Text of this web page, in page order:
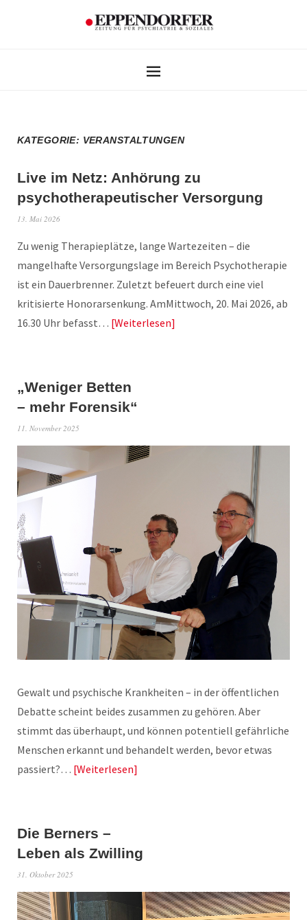
KATEGORIE: VERANSTALTUNGEN
Live im Netz: Anhörung zu
psychotherapeutischer Versorgung
13. Mai 2026
Zu wenig Therapieplätze, lange Wartezeiten – die
mangelhafte Versorgungslage im Bereich Psychotherapie
ist ein Dauerbrenner. Zuletzt befeuert durch eine viel
kritisierte Honorarsenkung. AmMittwoch, 20. Mai 2026, ab
16.30 Uhr befasst… Weiterlesen
„Weniger Betten
– mehr Forensik“
11. November 2025
Gewalt und psychische Krankheiten – in der öffentlichen
Debatte scheint beides zusammen zu gehören. Aber
stimmt das überhaupt, und können potentiell gefährliche
Menschen erkannt und behandelt werden, bevor etwas
passiert?… Weiterlesen
Die Berners –
Leben als Zwilling
31. Oktober 2025